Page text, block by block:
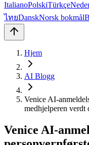
ItalianoPolskiTürkçe
ไทยDanskNorsk bokmål
Hjem
AI Blogg
Venice AI-
medhjelperen verdt
Venice AI-